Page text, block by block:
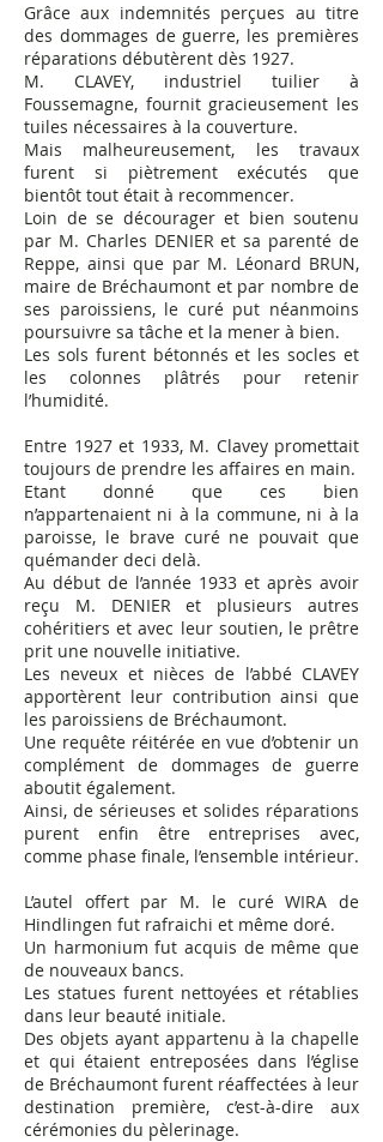
Grâce aux indemnités perçues au titre
des dommages de guerre, les premières
réparations débutèrent dès 1927.
M. CLAVEY, industriel tuilier à
Foussemagne, fournit gracieusement les
tuiles nécessaires à la couverture.
Mais malheureusement, les travaux
furent si piètrement exécutés que
bientôt tout était à recommencer.
Loin de se décourager et bien soutenu
par M. Charles DENIER et sa parenté de
Reppe, ainsi que par M. Léonard BRUN,
maire de Bréchaumont et par nombre de
ses paroissiens, le curé put néanmoins
poursuivre sa tâche et la mener à bien.
Les sols furent bétonnés et les socles et
les colonnes plâtrés pour retenir
l’humidité.
Entre 1927 et 1933, M. Clavey promettait
toujours de prendre les affaires en main.
Etant donné que ces bien
n’appartenaient ni à la commune, ni à la
paroisse, le brave curé ne pouvait que
quémander deci delà.
Au début de l’année 1933 et après avoir
reçu M. DENIER et plusieurs autres
cohéritiers et avec leur soutien, le prêtre
prit une nouvelle initiative.
Les neveux et nièces de l’abbé CLAVEY
apportèrent leur contribution ainsi que
les paroissiens de Bréchaumont.
Une requête réitérée en vue d’obtenir un
complément de dommages de guerre
aboutit également.
Ainsi, de sérieuses et solides réparations
purent enfin être entreprises avec,
comme phase finale, l’ensemble intérieur.
L’autel offert par M. le curé WIRA de
Hindlingen fut rafraichi et même doré.
Un harmonium fut acquis de même que
de nouveaux bancs.
Les statues furent nettoyées et rétablies
dans leur beauté initiale.
Des objets ayant appartenu à la chapelle
et qui étaient entreposées dans l’église
de Bréchaumont furent réaffectées à leur
destination première, c’est-à-dire aux
cérémonies du pèlerinage.